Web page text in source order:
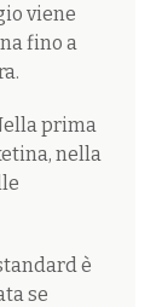
viene
fino a
prima
nella
è
se